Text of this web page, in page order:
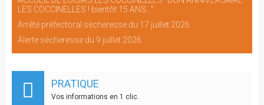
LES COCCINELLES ! bientôt 15 ANS..."
Arrêté préfectoral sècheresse du 17 juillet 2026
Alerte sècheresse du 9 juillet 2026
PRATIQUE
Vos informations en 1 clic.